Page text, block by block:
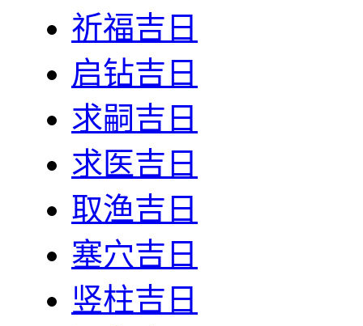
祈福吉日
启钻吉日
求嗣吉日
求医吉日
取渔吉日
塞穴吉日
竖柱吉日